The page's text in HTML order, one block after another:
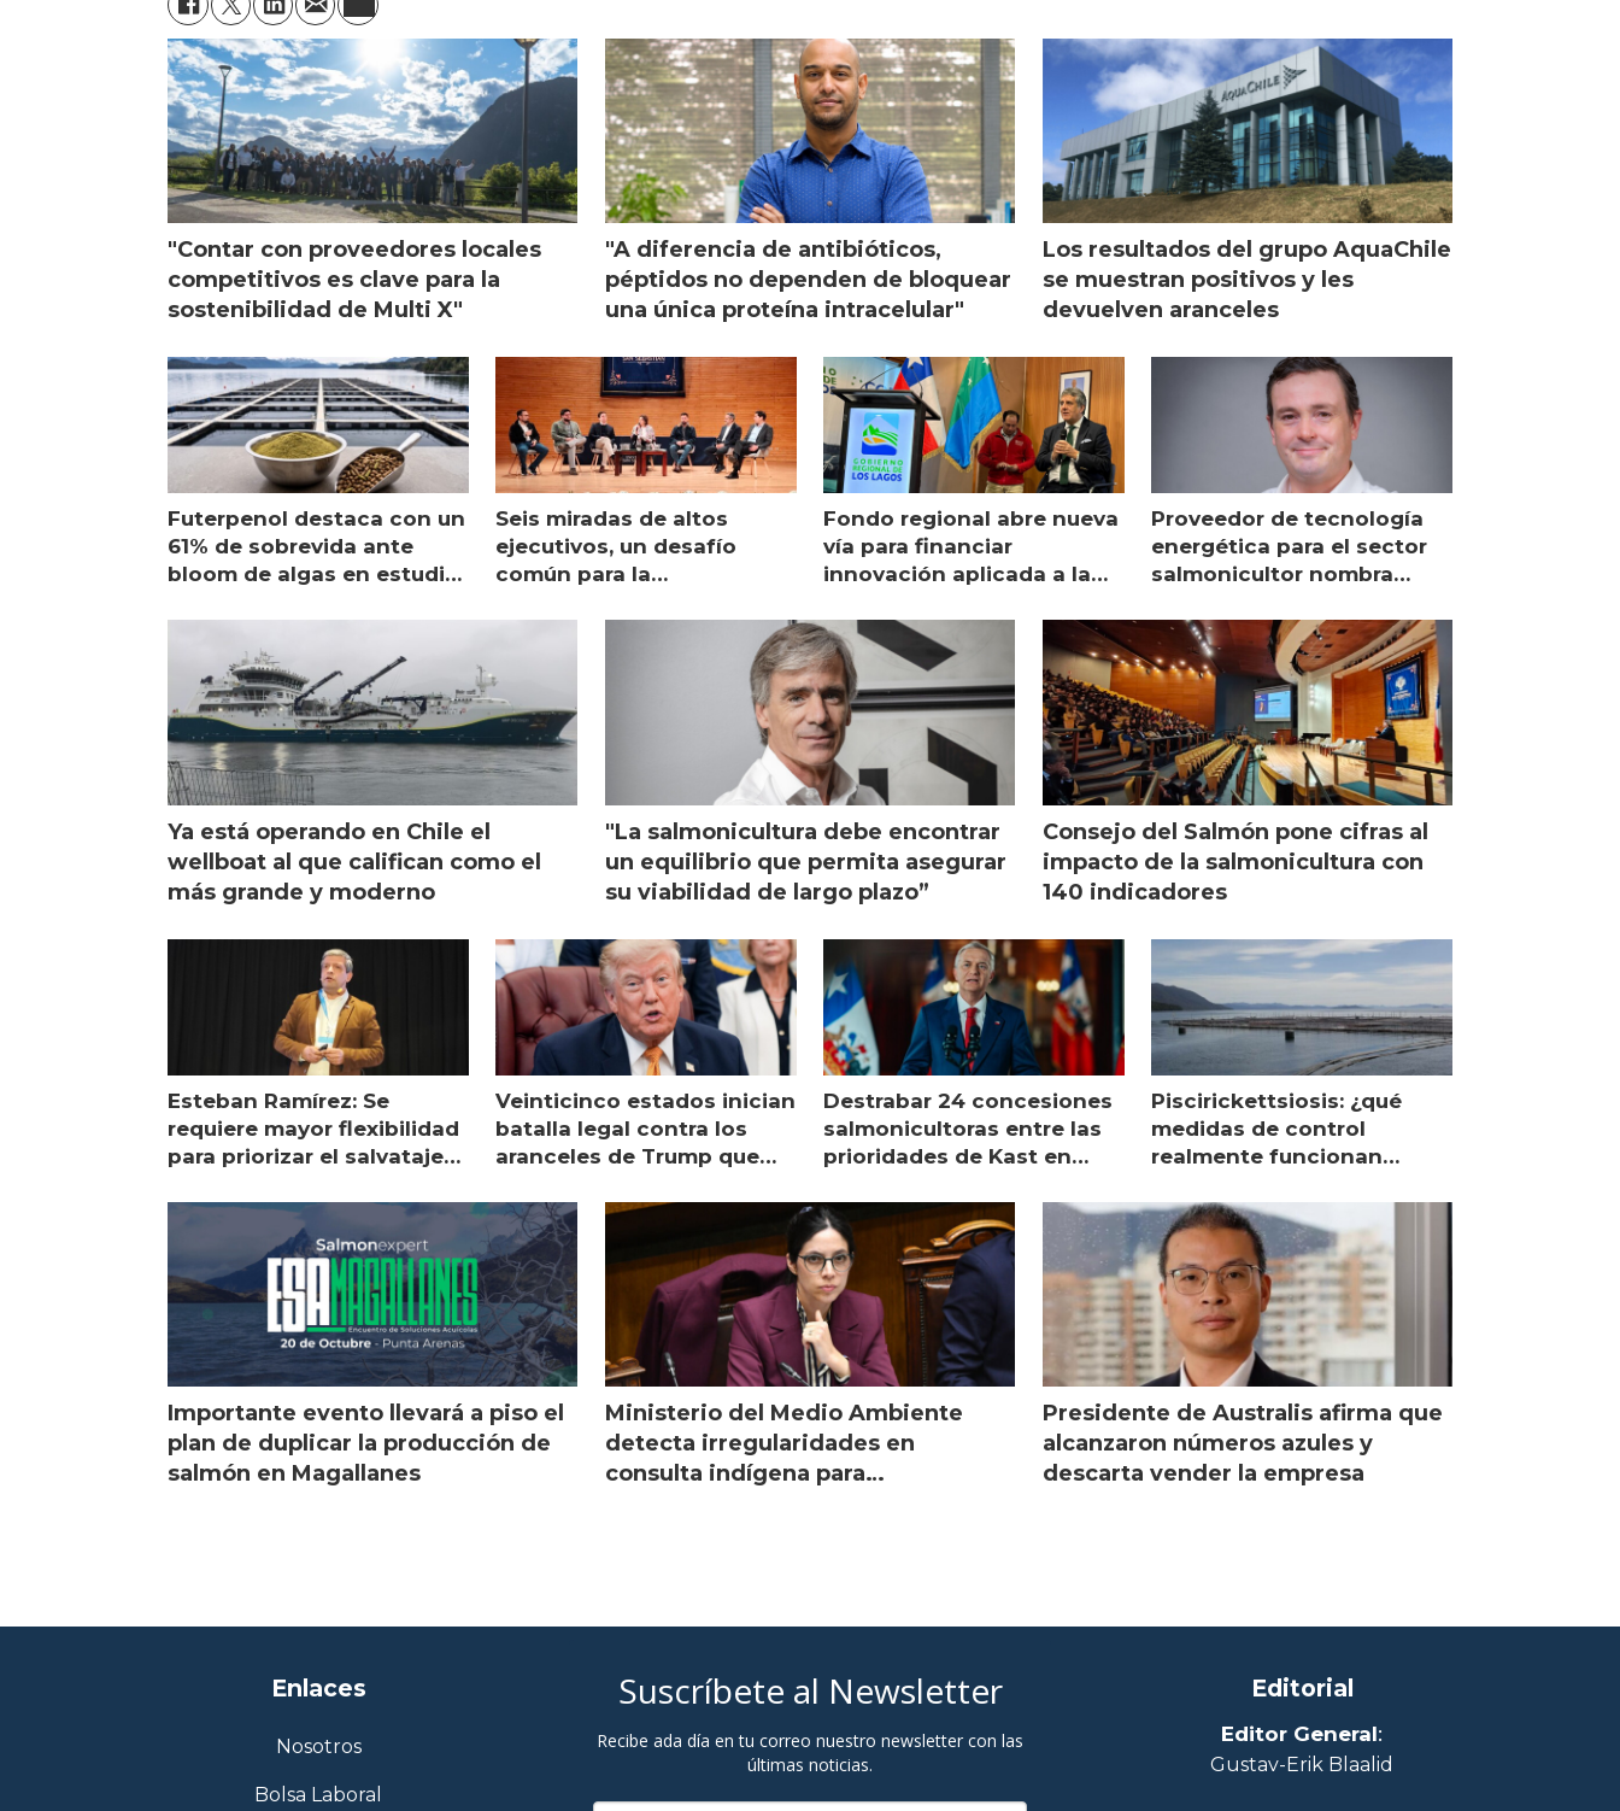
"Contar con proveedores locales
competitivos es clave para la
sostenibilidad de Multi X"
"A diferencia de antibióticos,
péptidos no dependen de bloquear
una única proteína intracelular"
Los resultados del grupo AquaChile
se muestran positivos y les
devuelven aranceles
Futerpenol destaca con un
61% de sobrevida ante
bloom de algas en estudio
Seis miradas de altos
ejecutivos, un desafío
común para la
Fondo regional abre nueva
vía para financiar
innovación aplicada a la
Proveedor de tecnología
energética para el sector
salmonicultor nombra
Ya está operando en Chile el
wellboat al que califican como el
más grande y moderno
"La salmonicultura debe encontrar
un equilibrio que permita asegurar
su viabilidad de largo plazo”
Consejo del Salmón pone cifras al
impacto de la salmonicultura con
140 indicadores
Esteban Ramírez: Se
requiere mayor flexibilidad
para priorizar el salvataje
Veinticinco estados inician
batalla legal contra los
aranceles de Trump que
Destrabar 24 concesiones
salmonicultoras entre las
prioridades de Kast en
Piscirickettsiosis: ¿qué
medidas de control
realmente funcionan
Importante evento llevará a piso el
plan de duplicar la producción de
salmón en Magallanes
Ministerio del Medio Ambiente
detecta irregularidades en
consulta indígena para
Presidente de Australis afirma que
alcanzaron números azules y
descarta vender la empresa
Enlaces
Nosotros
Bolsa Laboral
Suscríbete al Newsletter
Recibe ada día en tu correo nuestro newsletter con las
últimas noticias.
Editorial
Editor General:
Gustav-Erik Blaalid